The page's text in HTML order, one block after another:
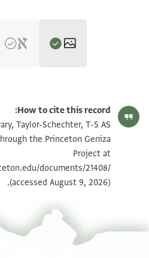
T-S AS 145.305 1v
תנאי היתר שימוש בתצלום
How to cite this record:
Taylor-Schechter, T-S AS
the Princeton Geniza
Project at
documents/21408/
(accessed August 9, 2026).